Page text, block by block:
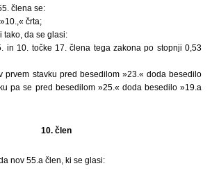
člena se:
črta;
tako, da se glasi:
in 10. točke 17. člena tega zakona po stopnji 0,53
prvem stavku pred besedilom »23.« doda besedilo
pa se pred besedilom »25.« doda besedilo »19.a
10. člen
nov 55.a člen, ki se glasi: